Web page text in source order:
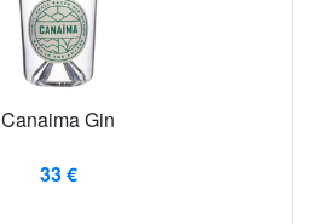
Canaima Gin
33 €